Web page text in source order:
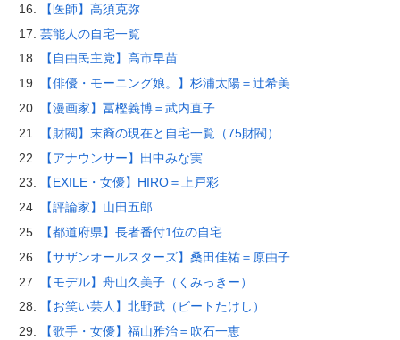
【医師】高須克弥
芸能人の自宅一覧
【自由民主党】高市早苗
【俳優・モーニング娘。】杉浦太陽＝辻希美
【漫画家】冨樫義博＝武内直子
【財閥】末裔の現在と自宅一覧（75財閥）
【アナウンサー】田中みな実
【EXILE・女優】HIRO＝上戸彩
【評論家】山田五郎
【都道府県】長者番付1位の自宅
【サザンオールスターズ】桑田佳祐＝原由子
【モデル】舟山久美子（くみっきー）
【お笑い芸人】北野武（ビートたけし）
【歌手・女優】福山雅治＝吹石一恵